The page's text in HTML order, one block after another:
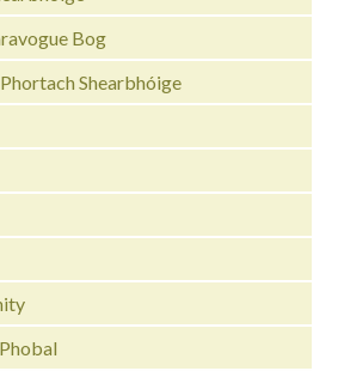
Bog
Shearbhóige